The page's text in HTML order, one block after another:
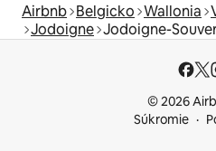
Airbnb Belgicko Wallonia
Jodoigne Jodoigne-
© 2026
Súkromie